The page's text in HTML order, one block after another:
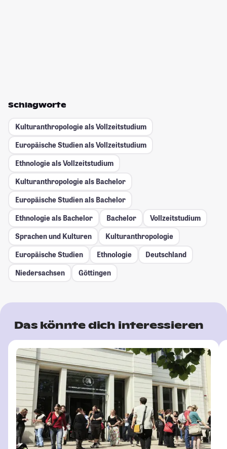
Schlagworte
Kulturanthropologie als Vollzeitstudium
Europäische Studien als Vollzeitstudium
Ethnologie als Vollzeitstudium
Kulturanthropologie als Bachelor
Europäische Studien als Bachelor
Ethnologie als Bachelor
Bachelor
Vollzeitstudium
Sprachen und Kulturen
Kulturanthropologie
Europäische Studien
Ethnologie
Deutschland
Niedersachsen
Göttingen
Das könnte dich interessieren